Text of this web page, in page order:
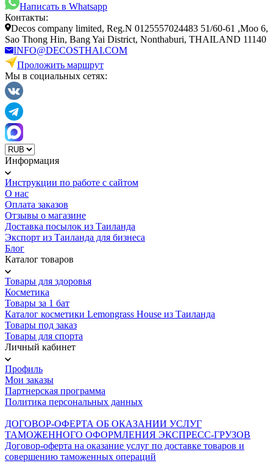
Написать в Whatsapp
Контакты:
Decos company limited, Reg.N 0125557024483 51/60-61 ,Moo 6,
Sao Thong Hin, Bang Yai District, Nonthaburi, THAILAND 11140
INFO@DECOSTHAI.COM
Проложить маршрут
Мы в социальных сетях:
Информация
Инструкции по работе с сайтом
О нас
Оплата заказов
Отзывы о магазине
Доставка посылок из Таиланда
Экспорт из Таиланда для бизнеса
Блог
Каталог товаров
Товары для здоровья
Косметика
Товары за 1 бат
Каталог косметики Lemongrass House из Таиланда
Товары под заказ
Товары для спорта
Личный кабинет
Профиль
Мои заказы
Партнерская программа
Политика персональных данных
ДОГОВОР-ОФЕРТА ОБ ОКАЗАНИИ УСЛУГ
ТАМОЖЕННОГО ОФОРМЛЕНИЯ ЭКСПРЕСС-ГРУЗОВ
Договор-оферта на оказание услуг по доставке товаров и
совершению таможенных операций